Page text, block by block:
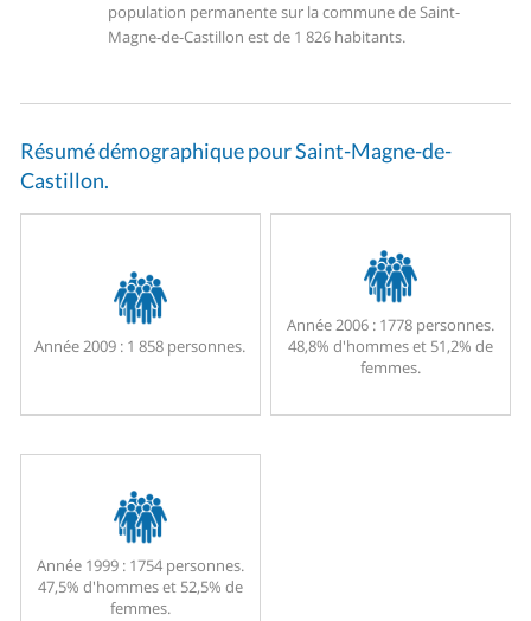
population permanente sur la commune de Saint-
Magne-de-Castillon est de 1 826 habitants.
Résumé démographique pour Saint-Magne-de-
Castillon.
Année 2009 : 1 858 personnes.
Année 2006 :1778 personnes.
48,8% d'hommes et 51,2% de
femmes.
Année 1999 :1754 personnes.
47,5% d'hommes et 52,5% de
femmes.